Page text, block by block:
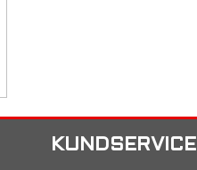
KUNDSERVICE